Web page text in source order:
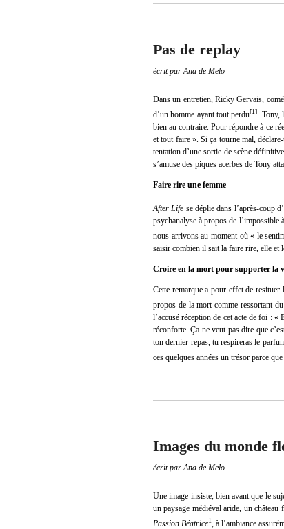
Pas de replay
écrit par Ana de Melo
Dans un entretien, Ricky Gervais,
d’un homme ayant tout perdu[1] .
bien au contraire. Pour répondre à ce
et tout faire ». Si ça tourne mal,
tentation d’une sortie de scène
s’amuse des piques acerbes de Tony
Faire rire une femme
After Life se déplie dans l’après-coup
psychanalyse à propos de l’impossible
nous arrivons au moment où « le
saisir combien il sait la faire rire, elle et
Croire en la mort pour supporter la
Cette remarque a pour effet de
propos de la mort comme ressortant
l’accusé réception de cet acte de foi :
réconforte. Ça ne veut pas dire que
ton dernier repas, tu respireras le
ces quelques années un trésor parce que
Images du monde
écrit par Ana de Melo
Une image insiste, bien avant que le
un paysage médiéval aride, un
Passion Béatrice1, à l’ambiance